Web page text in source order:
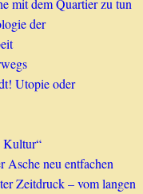
mit dem Quartier zu tun
der
Utopie oder
Kultur“
Asche neu entfachen
Zeitdruck – vom langen